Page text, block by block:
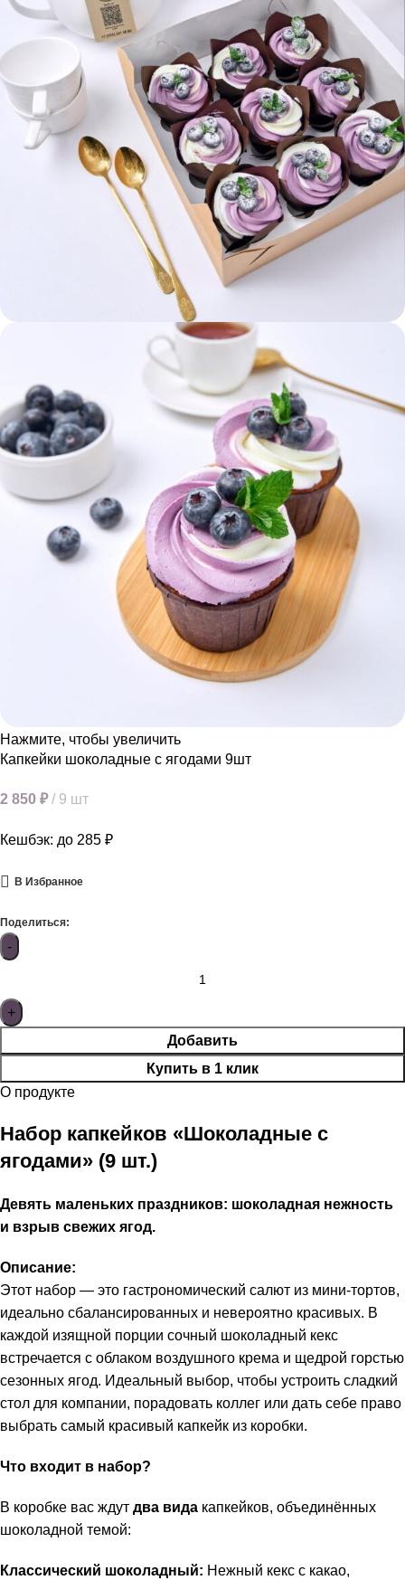
Нажмите, чтобы увеличить
Капкейки шоколадные с ягодами 9шт
2 850 ₽ 9 шт
Кешбэк: до 285 ₽
В Избранное
Поделиться:
Добавить
Купить в 1 клик
О продукте
Набор капкейков «Шоколадные с
ягодами» (9 шт.)
Девять маленьких праздников: шоколадная нежность
и взрыв свежих ягод.
Описание:
Этот набор — это гастрономический салют из мини-тортов,
идеально сбалансированных и невероятно красивых. В
каждой изящной порции сочный шоколадный кекс
встречается с облаком воздушного крема и щедрой горстью
сезонных ягод. Идеальный выбор, чтобы устроить сладкий
стол для компании, порадовать коллег или дать себе право
выбрать самый красивый капкейк из коробки.
Что входит в набор?
В коробке вас ждут два вида капкейков, объединённых
шоколадной темой:
Классический шоколадный: Нежный кекс с какао,